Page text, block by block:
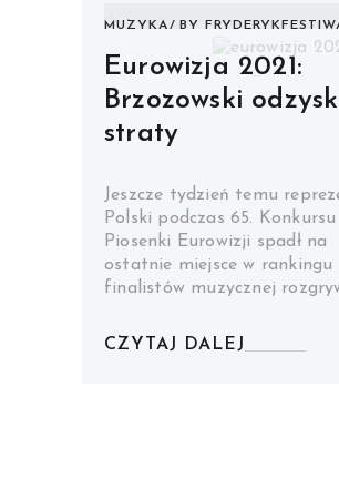
MUZYKA BY
Eurowizja 2021:
Brzozowski
straty
Jeszcze tydzień temu
Polski podczas 65. Konkursu
Piosenki Eurowizji spadł na
ostatnie miejsce w rankingu
finalistów muzycznej
CZYTAJ DALEJ